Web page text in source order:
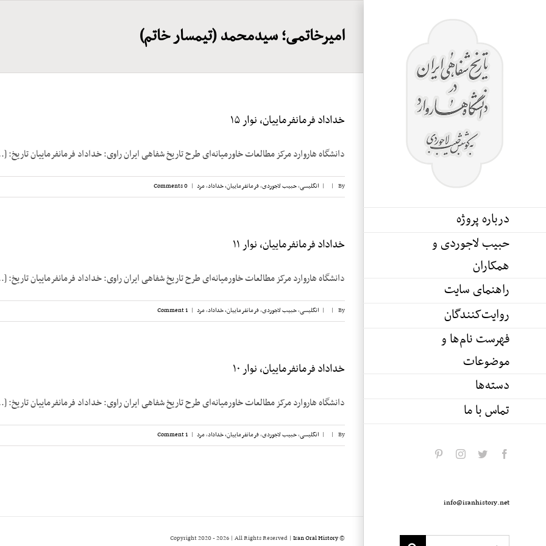
درباره پروژه
حبیب لاجوردی و
همکاران
راهنمای سایت
روایت‌کنندگان
فهرست نام‌ها و
موضوعات
دسته‌ها
تماس با ما
facebook
twitter
instagram
info@iranhistory.net
امیرخاتمی؛ سیدمحمد (تیمسار خاتم)
خداداد فرمانفرماییان، نوار ۱۵
دانشگاه هاروارد مرکز مطالعات خاورمیانه‌ای طرح تاریخ شفاهی ایران راوی: خداداد فرمانفرماییان تاریخ:
By
|
| انگلیسی,حبیب لاجوردی,فرمانفرماییان، خداداد,مرد |
0 Comments
خداداد فرمانفرماییان، نوار ۱۱
دانشگاه هاروارد مرکز مطالعات خاورمیانه‌ای طرح تاریخ شفاهی ایران راوی: خداداد فرمانفرماییان تاریخ:
By
|
| انگلیسی,حبیب لاجوردی,فرمانفرماییان، خداداد,مرد |
1 Comment
خداداد فرمانفرماییان، نوار ۱۰
دانشگاه هاروارد مرکز مطالعات خاورمیانه‌ای طرح تاریخ شفاهی ایران راوی: خداداد فرمانفرماییان تاریخ:
By
|
| انگلیسی,حبیب لاجوردی,فرمانفرماییان، خداداد,مرد |
1 Comment
© Copyright 2020 -
2026 | All Rights Reserved | Iran Oral History